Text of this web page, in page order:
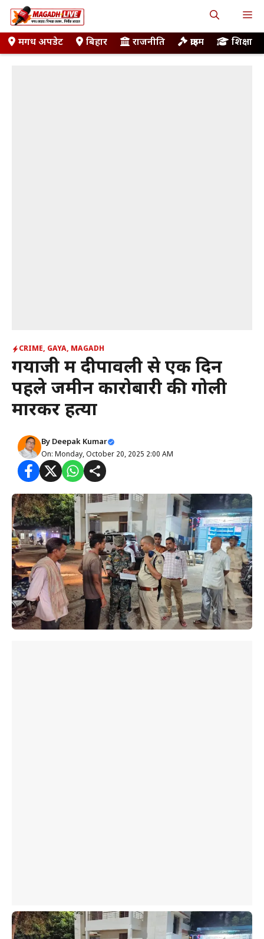
Skip
to
contentमगध अपडेट बिहार राजनीति क्राइम शिक्षा
CRIME, GAYA, MAGADH
गयाजी में दीपावली से एक दिन
पहले जमीन कारोबारी की गोली
मारकर हत्या
By Deepak Kumar
On: Monday, October 20, 2025 2:00 AM